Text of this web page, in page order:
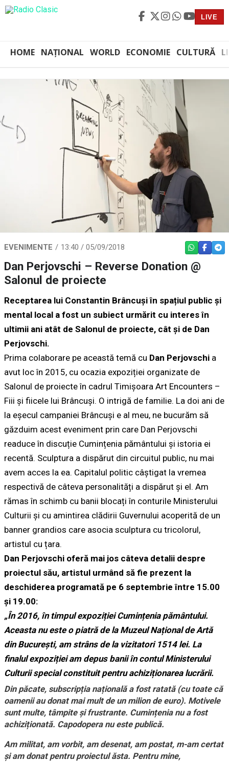
LIVE
HOME NAȚIONAL WORLD ECONOMIE CULTURĂ
EVENIMENTE 13:40 / 05/09/2018 WHATSAPP
Dan Perjovschi – Reverse Donation @
Salonul de proiecte
Receptarea lui Constantin Brâncuși în spațiul public și
mental local a fost un subiect urmărit cu interes în
ultimii ani atât de Salonul de proiecte, cât și de Dan
Perjovschi.
Prima colaborare pe această temă cu Dan Perjovschi a
avut loc în 2015, cu ocazia expoziției organizate de
Salonul de proiecte în cadrul Timișoara Art Encounters –
Fiii și fiicele lui Brâncuși. O intrigă de familie. La doi ani de
la eșecul campaniei Brâncuși e al meu, ne bucurăm să
găzduim acest eveniment prin care Dan Perjovschi
readuce în discuție Cumințenia pământului și istoria ei
recentă. Sculptura a dispărut din circuitul public, nu mai
avem acces la ea. Capitalul politic câștigat la vremea
respectivă de câteva personalități a dispărut și el. Am
rămas în schimb cu banii blocați în conturile Ministerului
Culturii și cu amintirea clădirii Guvernului acoperită de un
banner grandios care asocia sculptura cu tricolorul,
artistul cu țara.
Dan Perjovschi oferă mai jos câteva detalii despre
proiectul său, artistul urmând să fie prezent la
deschiderea programată pe 6 septembrie între 15.00
și 19.00:
„În 2016, în timpul expoziției Cumințenia pământului.
Aceasta nu este o piatră de la Muzeul Național de Artă
din București, am strâns de la vizitatori 1514 lei. La
finalul expoziției am depus banii în contul Ministerului
Culturii special constituit pentru achiziționarea lucrării.
Din păcate, subscripția națională a fost ratată (cu toate că
oamenii au donat mai mult de un milion de euro). Motivele
sunt multe, tâmpite și frustrante. Cumințenia nu a fost
achiziționată. Capodopera nu este publică.
Am militat, am vorbit, am desenat, am postat, m-am certat
și am donat pentru proiectul ăsta. Pentru mine,